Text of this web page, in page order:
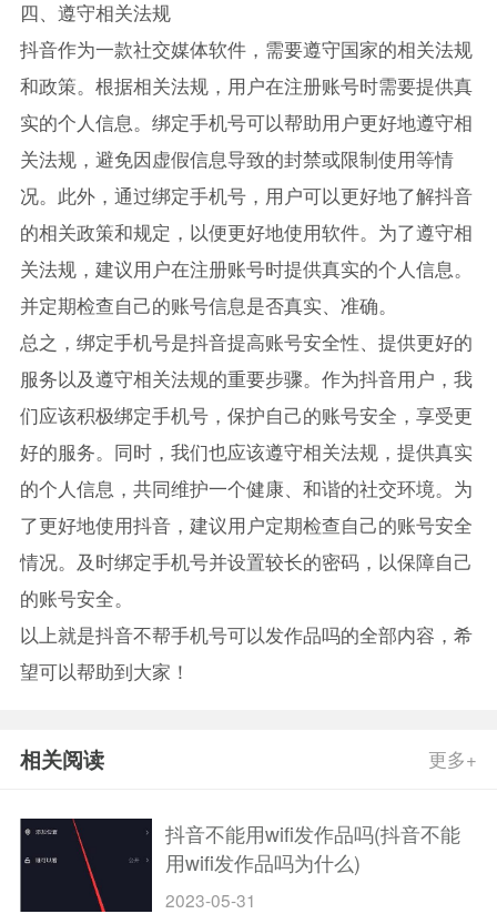
四、遵守相关法规
抖音作为一款社交媒体软件，需要遵守国家的相关法规
和政策。根据相关法规，用户在注册账号时需要提供真
实的个人信息。绑定手机号可以帮助用户更好地遵守相
关法规，避免因虚假信息导致的封禁或限制使用等情
况。此外，通过绑定手机号，用户可以更好地了解抖音
的相关政策和规定，以便更好地使用软件。为了遵守相
关法规，建议用户在注册账号时提供真实的个人信息。
并定期检查自己的账号信息是否真实、准确。
总之，绑定手机号是抖音提高账号安全性、提供更好的
服务以及遵守相关法规的重要步骤。作为抖音用户，我
们应该积极绑定手机号，保护自己的账号安全，享受更
好的服务。同时，我们也应该遵守相关法规，提供真实
的个人信息，共同维护一个健康、和谐的社交环境。为
了更好地使用抖音，建议用户定期检查自己的账号安全
情况。及时绑定手机号并设置较长的密码，以保障自己
的账号安全。
以上就是抖音不帮手机号可以发作品吗的全部内容，希
望可以帮助到大家！
相关阅读 更多+
抖音不能用wifi发作品吗(抖音不能
用wifi发作品吗为什么)
2023-05-31